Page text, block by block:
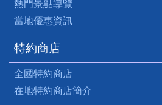
熱門景點導覽
當地優惠資訊
特約商店
全國特約商店
在地特約商店簡介